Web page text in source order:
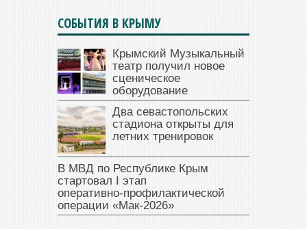
СОБЫТИЯ В КРЫМУ
Крымский Музыкальный
театр получил новое
сценическое
оборудование
Два севастопольских
стадиона открыты для
летних тренировок
В МВД по Республике Крым
стартовал I этап
оперативно‑профилактической
операции «Мак‑2026»